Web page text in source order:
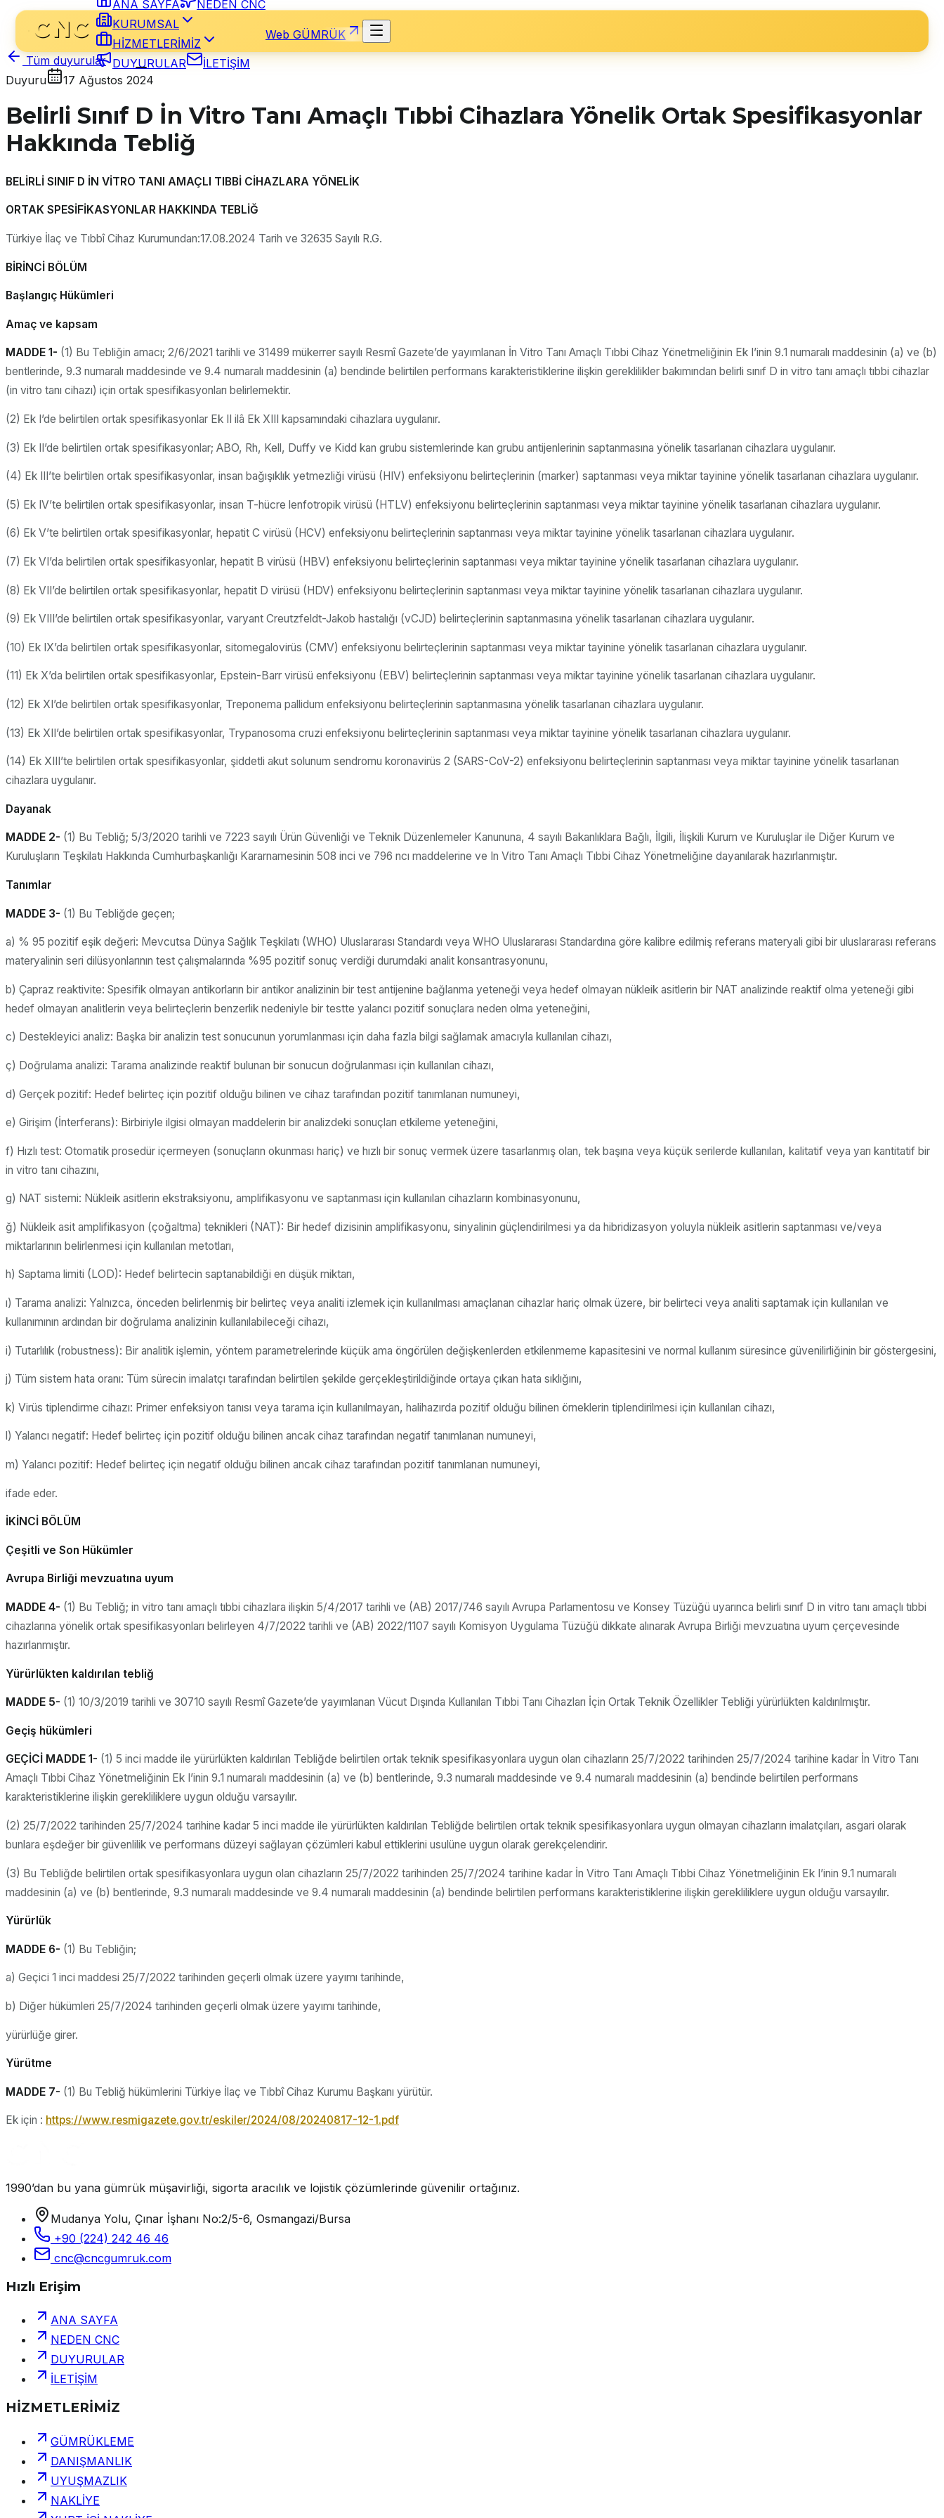
KURUMSAL
HİZMETLERİMİZ
DUYURULAR
İLETİŞİM
Web GÜMRÜK
Tüm duyurular
Duyuru
17 Ağustos 2024
Belirli Sınıf D İn Vitro Tanı Amaçlı Tıbbi Cihazlara Yönelik Ortak Spesifikasyonlar
Hakkında Tebliğ
BELİRLİ SINIF D İN VİTRO TANI AMAÇLI TIBBİ CİHAZLARA YÖNELİK
ORTAK SPESİFİKASYONLAR HAKKINDA TEBLİĞ
Türkiye İlaç ve Tıbbî Cihaz Kurumundan:17.08.2024 Tarih ve 32635 Sayılı R.G.
BİRİNCİ BÖLÜM
Başlangıç Hükümleri
Amaç ve kapsam
MADDE 1- (1) Bu Tebliğin amacı; 2/6/2021 tarihli ve 31499 mükerrer sayılı Resmî Gazete’de yayımlanan İn Vitro Tanı Amaçlı Tıbbi Cihaz Yönetmeliğinin Ek I’inin 9.1 numaralı maddesinin (a) ve (b)
bentlerinde, 9.3 numaralı maddesinde ve 9.4 numaralı maddesinin (a) bendinde belirtilen performans karakteristiklerine ilişkin gereklilikler bakımından belirli sınıf D in vitro tanı amaçlı tıbbi cihazlar
(in vitro tanı cihazı) için ortak spesifikasyonları belirlemektir.
(2) Ek I’de belirtilen ortak spesifikasyonlar Ek II ilâ Ek XIII kapsamındaki cihazlara uygulanır.
(3) Ek II’de belirtilen ortak spesifikasyonlar; ABO, Rh, Kell, Duffy ve Kidd kan grubu sistemlerinde kan grubu antijenlerinin saptanmasına yönelik tasarlanan cihazlara uygulanır.
(4) Ek III’te belirtilen ortak spesifikasyonlar, insan bağışıklık yetmezliği virüsü (HIV) enfeksiyonu belirteçlerinin (marker) saptanması veya miktar tayinine yönelik tasarlanan cihazlara uygulanır.
(5) Ek IV’te belirtilen ortak spesifikasyonlar, insan T-hücre lenfotropik virüsü (HTLV) enfeksiyonu belirteçlerinin saptanması veya miktar tayinine yönelik tasarlanan cihazlara uygulanır.
(6) Ek V’te belirtilen ortak spesifikasyonlar, hepatit C virüsü (HCV) enfeksiyonu belirteçlerinin saptanması veya miktar tayinine yönelik tasarlanan cihazlara uygulanır.
(7) Ek VI’da belirtilen ortak spesifikasyonlar, hepatit B virüsü (HBV) enfeksiyonu belirteçlerinin saptanması veya miktar tayinine yönelik tasarlanan cihazlara uygulanır.
(8) Ek VII’de belirtilen ortak spesifikasyonlar, hepatit D virüsü (HDV) enfeksiyonu belirteçlerinin saptanması veya miktar tayinine yönelik tasarlanan cihazlara uygulanır.
(9) Ek VIII’de belirtilen ortak spesifikasyonlar, varyant Creutzfeldt-Jakob hastalığı (vCJD) belirteçlerinin saptanmasına yönelik tasarlanan cihazlara uygulanır.
(10) Ek IX’da belirtilen ortak spesifikasyonlar, sitomegalovirüs (CMV) enfeksiyonu belirteçlerinin saptanması veya miktar tayinine yönelik tasarlanan cihazlara uygulanır.
(11) Ek X’da belirtilen ortak spesifikasyonlar, Epstein-Barr virüsü enfeksiyonu (EBV) belirteçlerinin saptanması veya miktar tayinine yönelik tasarlanan cihazlara uygulanır.
(12) Ek XI’de belirtilen ortak spesifikasyonlar, Treponema pallidum enfeksiyonu belirteçlerinin saptanmasına yönelik tasarlanan cihazlara uygulanır.
(13) Ek XII’de belirtilen ortak spesifikasyonlar, Trypanosoma cruzi enfeksiyonu belirteçlerinin saptanması veya miktar tayinine yönelik tasarlanan cihazlara uygulanır.
(14) Ek XIII’te belirtilen ortak spesifikasyonlar, şiddetli akut solunum sendromu koronavirüs 2 (SARS-CoV-2) enfeksiyonu belirteçlerinin saptanması veya miktar tayinine yönelik tasarlanan
cihazlara uygulanır.
Dayanak
MADDE 2- (1) Bu Tebliğ; 5/3/2020 tarihli ve 7223 sayılı Ürün Güvenliği ve Teknik Düzenlemeler Kanununa, 4 sayılı Bakanlıklara Bağlı, İlgili, İlişkili Kurum ve Kuruluşlar ile Diğer Kurum ve
Kuruluşların Teşkilatı Hakkında Cumhurbaşkanlığı Kararnamesinin 508 inci ve 796 ncı maddelerine ve In Vitro Tanı Amaçlı Tıbbi Cihaz Yönetmeliğine dayanılarak hazırlanmıştır.
Tanımlar
MADDE 3- (1) Bu Tebliğde geçen;
a) % 95 pozitif eşik değeri: Mevcutsa Dünya Sağlık Teşkilatı (WHO) Uluslararası Standardı veya WHO Uluslararası Standardına göre kalibre edilmiş referans materyali gibi bir uluslararası referans
materyalinin seri dilüsyonlarının test çalışmalarında %95 pozitif sonuç verdiği durumdaki analit konsantrasyonunu,
b) Çapraz reaktivite: Spesifik olmayan antikorların bir antikor analizinin bir test antijenine bağlanma yeteneği veya hedef olmayan nükleik asitlerin bir NAT analizinde reaktif olma yeteneği gibi
hedef olmayan analitlerin veya belirteçlerin benzerlik nedeniyle bir testte yalancı pozitif sonuçlara neden olma yeteneğini,
c) Destekleyici analiz: Başka bir analizin test sonucunun yorumlanması için daha fazla bilgi sağlamak amacıyla kullanılan cihazı,
ç) Doğrulama analizi: Tarama analizinde reaktif bulunan bir sonucun doğrulanması için kullanılan cihazı,
d) Gerçek pozitif: Hedef belirteç için pozitif olduğu bilinen ve cihaz tarafından pozitif tanımlanan numuneyi,
e) Girişim (İnterferans): Birbiriyle ilgisi olmayan maddelerin bir analizdeki sonuçları etkileme yeteneğini,
f) Hızlı test: Otomatik prosedür içermeyen (sonuçların okunması hariç) ve hızlı bir sonuç vermek üzere tasarlanmış olan, tek başına veya küçük serilerde kullanılan, kalitatif veya yarı kantitatif bir
in vitro tanı cihazını,
g) NAT sistemi: Nükleik asitlerin ekstraksiyonu, amplifikasyonu ve saptanması için kullanılan cihazların kombinasyonunu,
ğ) Nükleik asit amplifikasyon (çoğaltma) teknikleri (NAT): Bir hedef dizisinin amplifikasyonu, sinyalinin güçlendirilmesi ya da hibridizasyon yoluyla nükleik asitlerin saptanması ve/veya
miktarlarının belirlenmesi için kullanılan metotları,
h) Saptama limiti (LOD): Hedef belirtecin saptanabildiği en düşük miktarı,
ı) Tarama analizi: Yalnızca, önceden belirlenmiş bir belirteç veya analiti izlemek için kullanılması amaçlanan cihazlar hariç olmak üzere, bir belirteci veya analiti saptamak için kullanılan ve
kullanımının ardından bir doğrulama analizinin kullanılabileceği cihazı,
i) Tutarlılık (robustness): Bir analitik işlemin, yöntem parametrelerinde küçük ama öngörülen değişkenlerden etkilenmeme kapasitesini ve normal kullanım süresince güvenilirliğinin bir göstergesini,
j) Tüm sistem hata oranı: Tüm sürecin imalatçı tarafından belirtilen şekilde gerçekleştirildiğinde ortaya çıkan hata sıklığını,
k) Virüs tiplendirme cihazı: Primer enfeksiyon tanısı veya tarama için kullanılmayan, halihazırda pozitif olduğu bilinen örneklerin tiplendirilmesi için kullanılan cihazı,
l) Yalancı negatif: Hedef belirteç için pozitif olduğu bilinen ancak cihaz tarafından negatif tanımlanan numuneyi,
m) Yalancı pozitif: Hedef belirteç için negatif olduğu bilinen ancak cihaz tarafından pozitif tanımlanan numuneyi,
ifade eder.
İKİNCİ BÖLÜM
Çeşitli ve Son Hükümler
Avrupa Birliği mevzuatına uyum
MADDE 4- (1) Bu Tebliğ; in vitro tanı amaçlı tıbbi cihazlara ilişkin 5/4/2017 tarihli ve (AB) 2017/746 sayılı Avrupa Parlamentosu ve Konsey Tüzüğü uyarınca belirli sınıf D in vitro tanı amaçlı tıbbi
cihazlarına yönelik ortak spesifikasyonları belirleyen 4/7/2022 tarihli ve (AB) 2022/1107 sayılı Komisyon Uygulama Tüzüğü dikkate alınarak Avrupa Birliği mevzuatına uyum çerçevesinde
hazırlanmıştır.
Yürürlükten kaldırılan tebliğ
MADDE 5- (1) 10/3/2019 tarihli ve 30710 sayılı Resmî Gazete’de yayımlanan Vücut Dışında Kullanılan Tıbbi Tanı Cihazları İçin Ortak Teknik Özellikler Tebliği yürürlükten kaldırılmıştır.
Geçiş hükümleri
GEÇİCİ MADDE 1- (1) 5 inci madde ile yürürlükten kaldırılan Tebliğde belirtilen ortak teknik spesifikasyonlara uygun olan cihazların 25/7/2022 tarihinden 25/7/2024 tarihine kadar İn Vitro Tanı
Amaçlı Tıbbi Cihaz Yönetmeliğinin Ek I’inin 9.1 numaralı maddesinin (a) ve (b) bentlerinde, 9.3 numaralı maddesinde ve 9.4 numaralı maddesinin (a) bendinde belirtilen performans
karakteristiklerine ilişkin gerekliliklere uygun olduğu varsayılır.
(2) 25/7/2022 tarihinden 25/7/2024 tarihine kadar 5 inci madde ile yürürlükten kaldırılan Tebliğde belirtilen ortak teknik spesifikasyonlara uygun olmayan cihazların imalatçıları, asgari olarak
bunlara eşdeğer bir güvenlilik ve performans düzeyi sağlayan çözümleri kabul ettiklerini usulüne uygun olarak gerekçelendirir.
(3) Bu Tebliğde belirtilen ortak spesifikasyonlara uygun olan cihazların 25/7/2022 tarihinden 25/7/2024 tarihine kadar İn Vitro Tanı Amaçlı Tıbbi Cihaz Yönetmeliğinin Ek I’inin 9.1 numaralı
maddesinin (a) ve (b) bentlerinde, 9.3 numaralı maddesinde ve 9.4 numaralı maddesinin (a) bendinde belirtilen performans karakteristiklerine ilişkin gerekliliklere uygun olduğu varsayılır.
Yürürlük
MADDE 6- (1) Bu Tebliğin;
a) Geçici 1 inci maddesi 25/7/2022 tarihinden geçerli olmak üzere yayımı tarihinde,
b) Diğer hükümleri 25/7/2024 tarihinden geçerli olmak üzere yayımı tarihinde,
yürürlüğe girer.
Yürütme
MADDE 7- (1) Bu Tebliğ hükümlerini Türkiye İlaç ve Tıbbî Cihaz Kurumu Başkanı yürütür.
Ek için : https://www.resmigazete.gov.tr/eskiler/2024/08/20240817-12-1.pdf
1990’dan bu yana gümrük müşavirliği, sigorta aracılık ve lojistik çözümlerinde güvenilir ortağınız.
Mudanya Yolu, Çınar İşhanı No:2/5-6, Osmangazi/Bursa
+90 (224) 242 46 46
cnc@cncgumruk.com
Hızlı Erişim
ANA SAYFA
NEDEN CNC
DUYURULAR
İLETİŞİM
HİZMETLERİMİZ
GÜMRÜKLEME
DANIŞMANLIK
UYUŞMAZLIK
NAKLİYE